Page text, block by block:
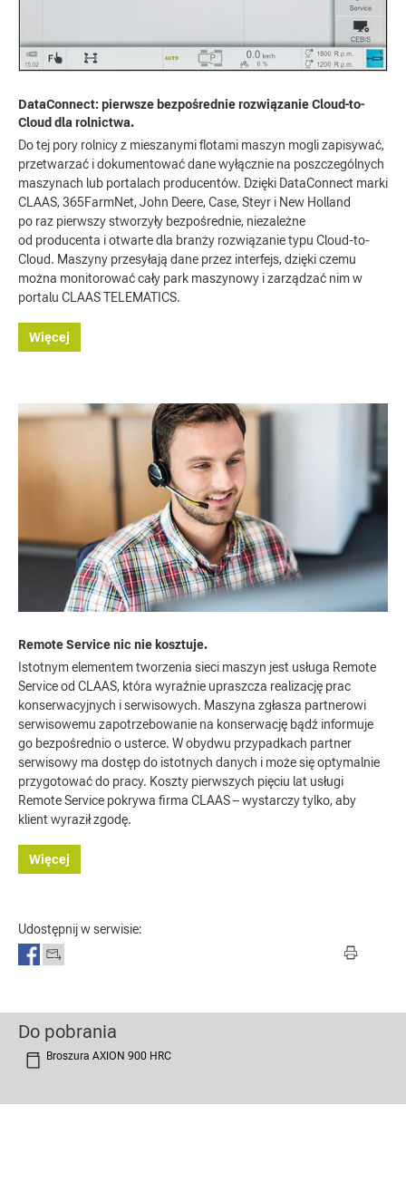
DataConnect: pierwsze bezpośrednie rozwiązanie Cloud-to-
Cloud dla rolnictwa.
Do tej pory rolnicy z mieszanymi flotami maszyn mogli zapisywać,
przetwarzać i dokumentować dane wyłącznie na poszczególnych
maszynach lub portalach producentów. Dzięki DataConnect marki
CLAAS, 365FarmNet, John Deere, Case, Steyr i New Holland
po raz pierwszy stworzyły bezpośrednie, niezależne
od producenta i otwarte dla branży rozwiązanie typu Cloud-to-
Cloud. Maszyny przesyłają dane przez interfejs, dzięki czemu
można monitorować cały park maszynowy i zarządzać nim w
portalu CLAAS TELEMATICS.
Więcej
Remote Service nic nie kosztuje.
Istotnym elementem tworzenia sieci maszyn jest usługa Remote
Service od CLAAS, która wyraźnie upraszcza realizację prac
konserwacyjnych i serwisowych. Maszyna zgłasza partnerowi
serwisowemu zapotrzebowanie na konserwację bądź informuje
go bezpośrednio o usterce. W obydwu przypadkach partner
serwisowy ma dostęp do istotnych danych i może się optymalnie
przygotować do pracy. Koszty pierwszych pięciu lat usługi
Remote Service pokrywa firma CLAAS – wystarczy tylko, aby
klient wyraził zgodę.
Więcej
Udostępnij w serwisie:
Do pobrania
Broszura AXION 900 HRC